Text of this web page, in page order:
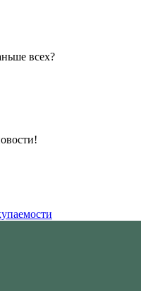
всех?